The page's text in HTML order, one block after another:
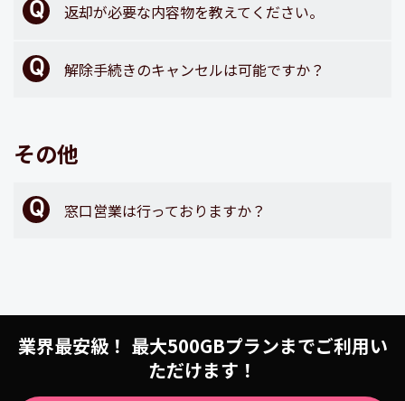
返却が必要な内容物を教えてください。
解除手続きのキャンセルは可能ですか？
その他
窓口営業は行っておりますか？
業界最安級！ 最大500GBプランまでご利用い
ただけます！